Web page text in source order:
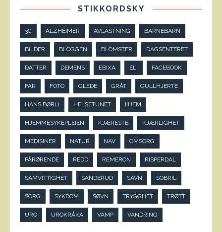
STIKKORDSKY
3C ALZHEIMER AVLASTNING BARNEBARN
BILDER BLOGGEN BLOMSTER DAGSENTERET
DATTER DEMENS EBIXA ELI FACEBOOK
FAR FOTO GLEDE GRÅT GULLHJERTE
HANS BØRLI HELSETUNET HJEM
HJEMMESYKEPLEIEN KJÆRESTE KJÆRLIGHET
MEDISINER NATUR NAV OMSORG
PÅRØRENDE REDD REMERON RISPERDAL
SAMVITTIGHET SANDERUD SAVN SOBRIL
SORG SYKDOM SØVN TRYGGHET TRØTT
URO UROKRÅKA VAMP VANDRING